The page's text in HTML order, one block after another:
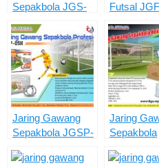
Sepakbola JGS-
Futsal
Jaring Gawang
Sepakbola JGSP-
Jaring
Sepakbola
HSGN-